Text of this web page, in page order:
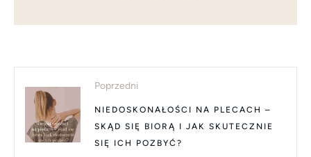
Poprzedni
NIEDOSKONAŁOŚCI NA PLECACH –
SKĄD SIĘ BIORĄ I JAK SKUTECZNIE
SIĘ ICH POZBYĆ?